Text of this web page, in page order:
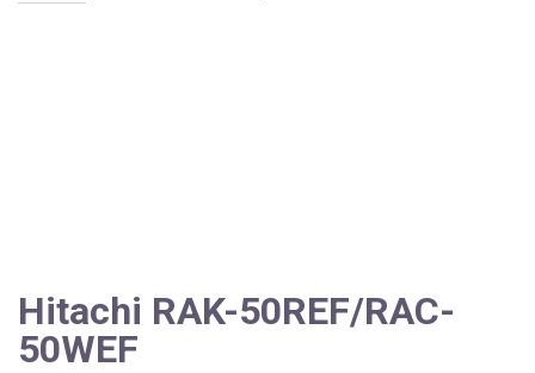
Hitachi RAK-50REF/RAC-
50WEF